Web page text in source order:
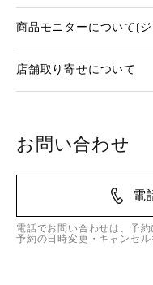
商品モニターについて(
店舗取り寄せについて
お問い合わせ
電
電話でお問い合わせは、予約
予約の日時変更・キャンセ